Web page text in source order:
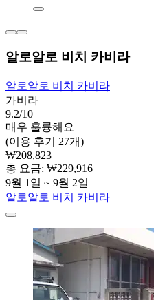
알로알로 비치 카비라
알로알로 비치 카비라
가비라
9.2/10
매우 훌륭해요
(이용 후기 27개)
₩208,823
총 요금: ₩229,916
9월 1일 ~ 9월 2일
알로알로 비치 카비라